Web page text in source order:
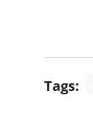
Tags: